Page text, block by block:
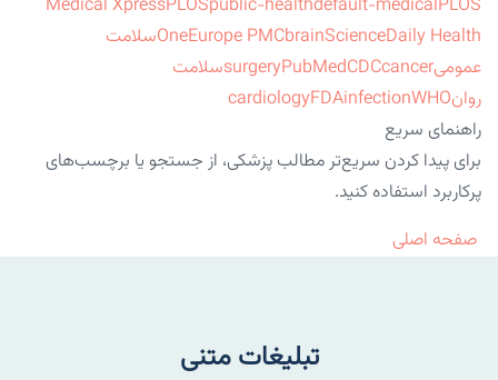
Medical XpressPLOSpublic-healthdefault-medicalPLOS
OneEurope PMCbrainScienceDaily Health
سلامت
عمومی
surgeryPubMedCDCcancer
سلامت
روان
cardiologyFDAinfectionWHO
راهنمای سریع
برای پیدا کردن سریع‌تر مطالب پزشکی، از جستجو یا برچسب‌های
پرکاربرد استفاده کنید.
صفحه اصلی
تبلیغات متنی